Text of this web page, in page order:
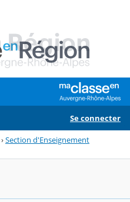
Se connecter
›Section d'Enseignement